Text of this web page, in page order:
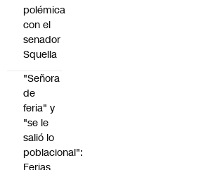
polémica
con el
senador
Squella
"Señora
de
feria" y
"se le
salió lo
poblacional":